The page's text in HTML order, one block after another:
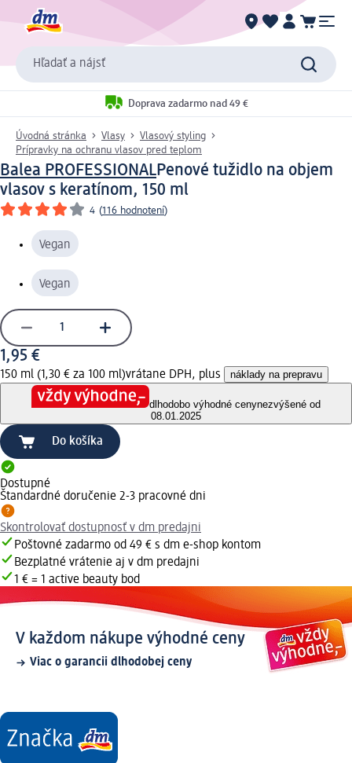
Hľadať a nájsť
Doprava zadarmo nad 49 €
Úvodná stránka Vlasy
Vlasový styling
Prípravky na ochranu vlasov pred teplom
Balea PROFESSIONALPenové tužidlo na objem
vlasov s keratínom, 150 ml
4 (116 hodnotení)
Vegan
Vegan
1,95 €
150 ml (1,30 € za 100 ml)vrátane DPH, plus náklady na prepravu
dlhodobo výhodné cenynezvýšené od
08.01.2025
Do košíka
Dostupné
Štandardné doručenie 2-3 pracovné dni
Skontrolovať dostupnosť v dm predajni
Poštovné zadarmo od 49 € s dm e-shop kontom
Bezplatné vrátenie aj v dm predajni
1 € = 1 active beauty bod
V každom nákupe výhodné ceny
Viac o garancii dlhodobej ceny